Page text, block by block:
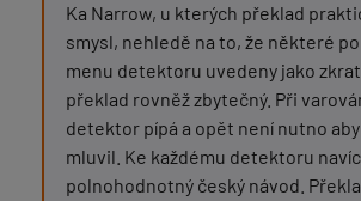
Ka Narrow, u kterých překlad
smysl, nehledě na to, že některé
menu detektoru uvedeny jako
překlad rovněž zbytečný. Při
detektor pípá a opět není nutno
mluvil. Ke každému detektoru
polnohodnotný český návod.